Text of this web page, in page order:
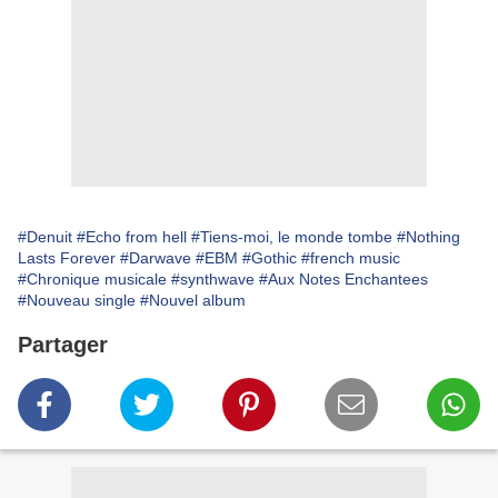
#Denuit #Echo from hell #Tiens-moi, le monde tombe #Nothing
Lasts Forever #Darwave #EBM #Gothic #french music
#Chronique musicale #synthwave #Aux Notes Enchantees
#Nouveau single #Nouvel album
Partager